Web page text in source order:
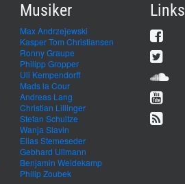
Musiker
Max Andrzejewski
Kasper Tom Christiansen
Ronny Graupe
Philipp Gropper
Uli Kempendorff
Mads la Cour
Andreas Lang
Christian Lillinger
Stefan Schultze
Wanja Slavin
Elias Stemeseder
Gebhard Ullmann
Benjamin Weidekamp
Philip Zoubek
Links